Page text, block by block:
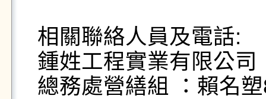
相關聯絡人員及電話:
鍾姓工程實業有限公
總務處營繕組 ：賴名